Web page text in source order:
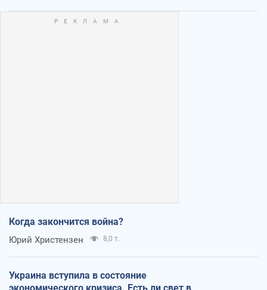
Когда закончится война?
Юрий Христензен 8,0 т.
Украина вступила в состояние